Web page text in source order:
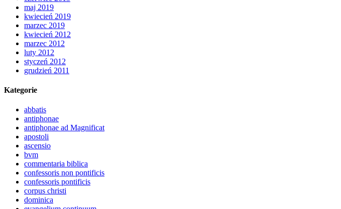
maj 2019
kwiecień 2019
marzec 2019
kwiecień 2012
marzec 2012
luty 2012
styczeń 2012
grudzień 2011
Kategorie
abbatis
antiphonae
antiphonae ad Magnificat
apostoli
ascensio
bvm
commentaria biblica
confessoris non pontificis
confessoris pontificis
corpus christi
dominica